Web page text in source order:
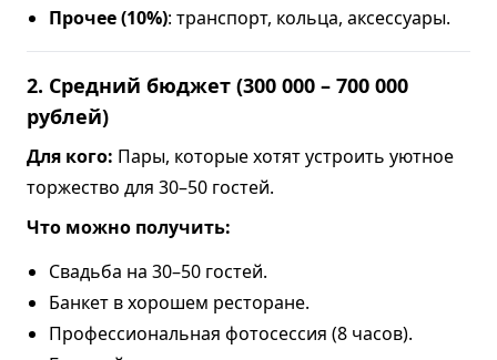
Прочее (10%): транспорт, кольца, аксессуары.
2. Средний бюджет (300 000 – 700 000
рублей)
Для кого: Пары, которые хотят устроить уютное
торжество для 30–50 гостей.
Что можно получить:
Свадьба на 30–50 гостей.
Банкет в хорошем ресторане.
Профессиональная фотосессия (8 часов).